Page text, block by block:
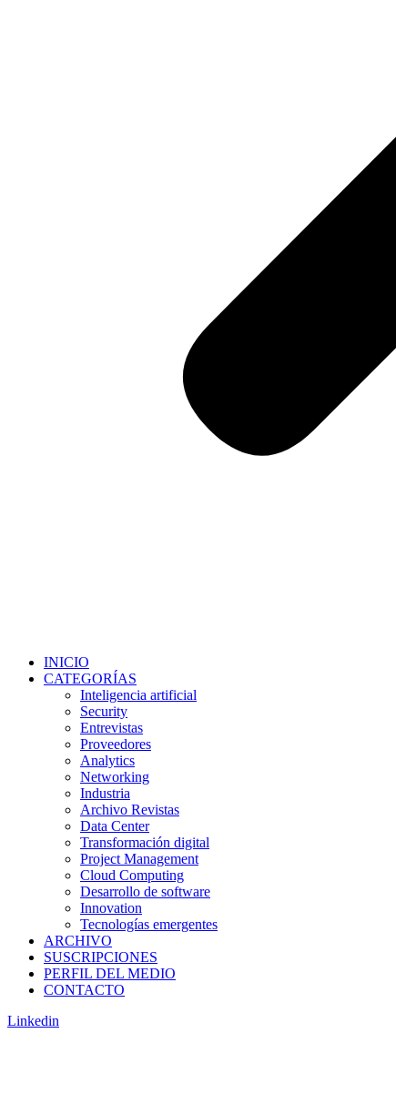
INICIO
CATEGORÍAS
Inteligencia artificial
Security
Entrevistas
Proveedores
Analytics
Networking
Industria
Archivo Revistas
Data Center
Transformación digital
Project Management
Cloud Computing
Desarrollo de software
Innovation
Tecnologías emergentes
ARCHIVO
SUSCRIPCIONES
PERFIL DEL MEDIO
CONTACTO
Linkedin